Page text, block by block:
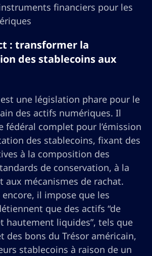
financiers pour les
: transformer la
des stablecoins aux
est une législation phare pour le
des actifs numériques. Il
fédéral complet pour l’émission
des stablecoins, fixant des
à la composition des
de conservation, à la
aux mécanismes de rachat.
il impose que les
que des actifs “de
hautement liquides”, tels que
des bons du Trésor américain,
stablecoins à raison de un